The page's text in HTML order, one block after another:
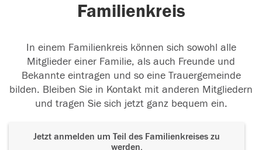
Familienkreis
In einem Familienkreis können sich sowohl alle
Mitglieder einer Familie, als auch Freunde und
Bekannte eintragen und so eine Trauergemeinde
bilden. Bleiben Sie in Kontakt mit anderen Mitgliedern
und tragen Sie sich jetzt ganz bequem ein.
Jetzt anmelden um Teil des Familienkreises zu
werden.